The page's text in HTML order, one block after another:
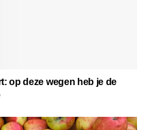
op deze wegen heb je de